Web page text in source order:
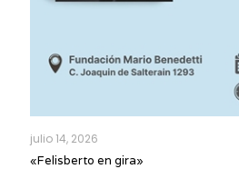
julio 14, 2026
«Felisberto en gira»